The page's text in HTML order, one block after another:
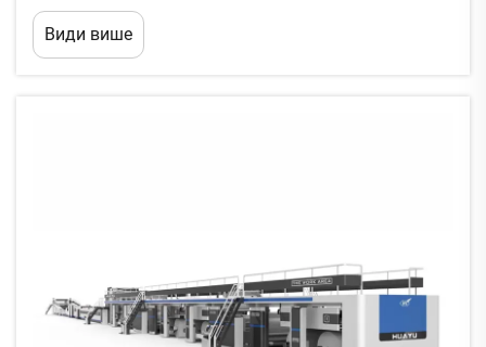
висококвалитетних паковања. У Хуају Картон
Машинери, ми дизајнирамо наше машине за
поузданост и лакоћу одржавања. Међутим, чак
Види више